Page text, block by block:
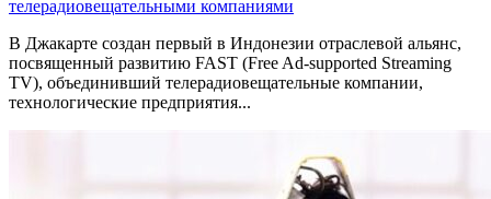
телерадиовещательными компаниями
В Джакарте создан первый в Индонезии отраслевой альянс,
посвященный развитию FAST (Free Ad-supported Streaming
TV), объединивший телерадиовещательные компании,
технологические предприятия...